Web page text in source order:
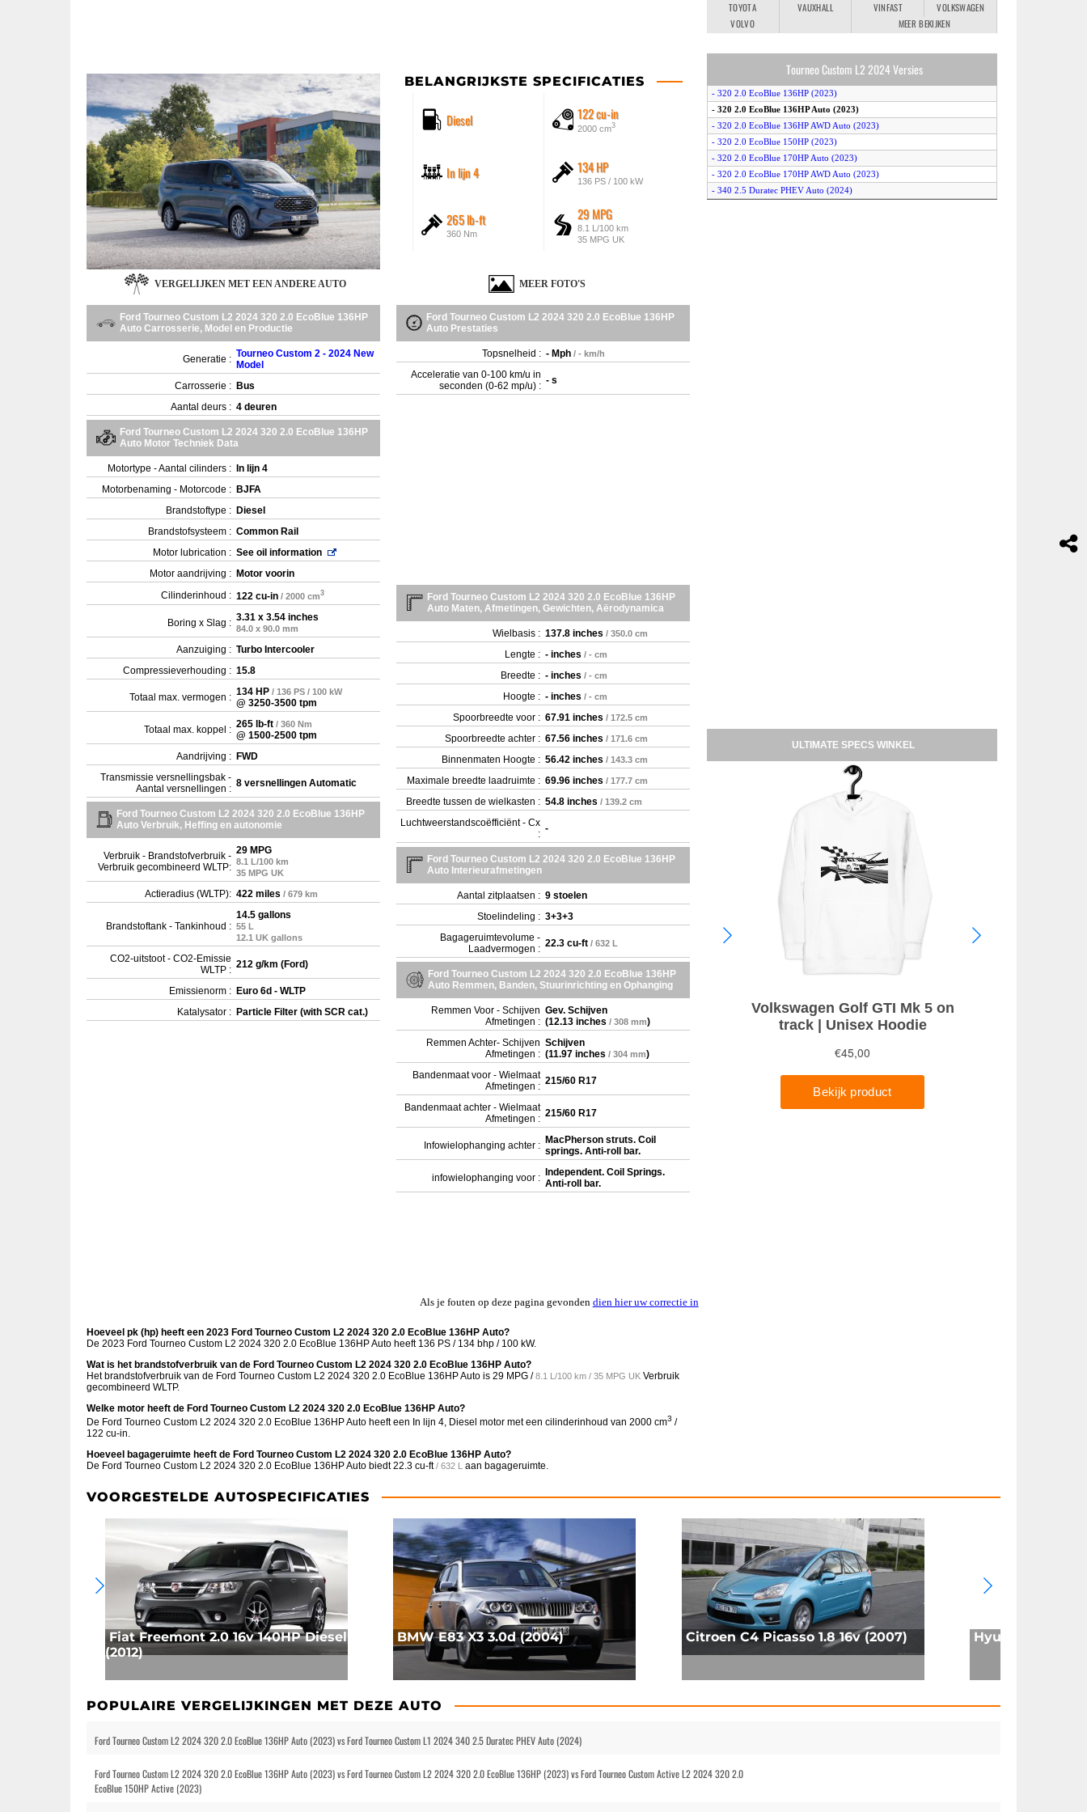
BELANGRIJKSTE SPECIFICATIES
Diesel 122 cu-in
2000 cm3
In lijn 4 134 HP
136 PS / 100 kW
265 lb-ft
360 Nm
29 MPG
8.1 L/100 km
35 MPG UK
VERGELIJKEN MET EEN ANDERE AUTO MEER FOTO'S
Ford Tourneo Custom L2 2024 320 2.0 EcoBlue 136HP
Auto Carrosserie, Model en Productie
Generatie : Tourneo Custom 2 - 2024 New
Model
Carrosserie : Bus
Aantal deurs : 4 deuren
Ford Tourneo Custom L2 2024 320 2.0 EcoBlue 136HP
Auto Motor Techniek Data
Motortype - Aantal cilinders :
In lijn 4
Motorbenaming - Motorcode : BJFA
Brandstoftype : Diesel
Brandstofsysteem : Common Rail
Motor lubrication : See oil information
Motor aandrijving : Motor voorin
Cilinderinhoud : 122 cu-in / 2000 cm3
Boring x Slag : 3.31 x 3.54 inches
84.0 x 90.0 mm
Aanzuiging : Turbo Intercooler
Compressieverhouding : 15.8
Totaal max. vermogen : 134 HP / 136 PS / 100 kW
@ 3250-3500 tpm
Totaal max. koppel : 265 lb-ft / 360 Nm
@ 1500-2500 tpm
Aandrijving : FWD
Transmissie versnellingsbak -
Aantal versnellingen : 8 versnellingen Automatic
Ford Tourneo Custom L2 2024 320 2.0 EcoBlue 136HP
Auto Verbruik, Heffing en autonomie
Verbruik - Brandstofverbruik -
Verbruik gecombineerd WLTP:
29 MPG
8.1 L/100 km
35 MPG UK
Actieradius (WLTP): 422 miles / 679 km
Brandstoftank - Tankinhoud :
14.5 gallons
55 L
12.1 UK gallons
CO2-uitstoot - CO2-Emissie
WLTP : 212 g/km (Ford)
Emissienorm : Euro 6d - WLTP
Katalysator : Particle Filter (with SCR cat.)
Ford Tourneo Custom L2 2024 320 2.0 EcoBlue 136HP
Auto Prestaties
Topsnelheid : - Mph / - km/h
Acceleratie van 0-100 km/u in
seconden (0-62 mp/u) : - s
Ford Tourneo Custom L2 2024 320 2.0 EcoBlue 136HP
Auto Maten, Afmetingen, Gewichten, Aërodynamica
Wielbasis : 137.8 inches / 350.0 cm
Lengte : - inches / - cm
Breedte : - inches / - cm
Hoogte : - inches / - cm
Spoorbreedte voor : 67.91 inches / 172.5 cm
Spoorbreedte achter : 67.56 inches / 171.6 cm
Binnenmaten Hoogte : 56.42 inches / 143.3 cm
Maximale breedte laadruimte : 69.96 inches / 177.7 cm
Breedte tussen de wielkasten : 54.8 inches / 139.2 cm
Luchtweerstandscoëfficiënt - Cx
: -
Ford Tourneo Custom L2 2024 320 2.0 EcoBlue 136HP
Auto Interieurafmetingen
Aantal zitplaatsen : 9 stoelen
Stoelindeling : 3+3+3
Bagageruimtevolume -
Laadvermogen : 22.3 cu-ft / 632 L
Ford Tourneo Custom L2 2024 320 2.0 EcoBlue 136HP
Auto Remmen, Banden, Stuurinrichting en Ophanging
Remmen Voor - Schijven
Afmetingen :
Gev. Schijven
(12.13 inches / 308 mm)
Remmen Achter- Schijven
Afmetingen :
Schijven
(11.97 inches / 304 mm)
Bandenmaat voor - Wielmaat
Afmetingen : 215/60 R17
Bandenmaat achter - Wielmaat
Afmetingen : 215/60 R17
Infowielophanging achter : MacPherson struts. Coil
springs. Anti-roll bar.
infowielophanging voor :
Independent. Coil Springs.
Anti-roll bar.
Als je fouten op deze pagina gevonden dien hier uw correctie in
Hoeveel pk (hp) heeft een 2023 Ford Tourneo Custom L2 2024 320 2.0 EcoBlue 136HP Auto?
De 2023 Ford Tourneo Custom L2 2024 320 2.0 EcoBlue 136HP Auto heeft 136 PS / 134 bhp / 100 kW.
Wat is het brandstofverbruik van de Ford Tourneo Custom L2 2024 320 2.0 EcoBlue 136HP Auto?
Het brandstofverbruik van de Ford Tourneo Custom L2 2024 320 2.0 EcoBlue 136HP Auto is 29 MPG /8.1 L/100 km / 35 MPG UK Verbruik
gecombineerd WLTP.
Welke motor heeft de Ford Tourneo Custom L2 2024 320 2.0 EcoBlue 136HP Auto?
De Ford Tourneo Custom L2 2024 320 2.0 EcoBlue 136HP Auto heeft een In lijn 4, Diesel motor met een cilinderinhoud van 2000 cm3 /
122 cu-in.
Hoeveel bagageruimte heeft de Ford Tourneo Custom L2 2024 320 2.0 EcoBlue 136HP Auto?
De Ford Tourneo Custom L2 2024 320 2.0 EcoBlue 136HP Auto biedt22.3 cu-ft / 632 L aan bagageruimte.
TOYOTA
VAUXHALL VINFAST
VOLKSWAGEN
VOLVO
MEER BEKIJKEN
Tourneo Custom L2 2024 Versies
- 320 2.0 EcoBlue 136HP (2023)
- 320 2.0 EcoBlue 136HP Auto (2023)
- 320 2.0 EcoBlue 136HP AWD Auto (2023)
- 320 2.0 EcoBlue 150HP (2023)
- 320 2.0 EcoBlue 170HP Auto (2023)
- 320 2.0 EcoBlue 170HP AWD Auto (2023)
- 340 2.5 Duratec PHEV Auto (2024)
ULTIMATE SPECS WINKEL
VOORGESTELDE AUTOSPECIFICATIES
Fiat Freemont 2.0 16v 140HP Diesel
(2012)
BMW E83 X3 3.0d (2004) Citroen C4 Picasso 1.8 16v (2007) Hyundai Getz
POPULAIRE VERGELIJKINGEN MET DEZE AUTO
Ford Tourneo Custom L2 2024 320 2.0 EcoBlue 136HP Auto (2023) vs Ford Tourneo Custom L1 2024 340 2.5 Duratec PHEV Auto (2024)
Ford Tourneo Custom L2 2024 320 2.0 EcoBlue 136HP Auto (2023) vs Ford Tourneo Custom L2 2024 320 2.0 EcoBlue 136HP (2023) vs Ford Tourneo Custom Active L2 2024 320 2.0
EcoBlue 150HP Active (2023)